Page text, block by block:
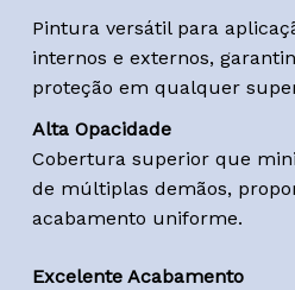
Pintura versátil para
internos e externos,
proteção em qualquer
Alta Opacidade
Cobertura superior que
de múltiplas demãos,
acabamento uniforme.
Excelente Acabamento